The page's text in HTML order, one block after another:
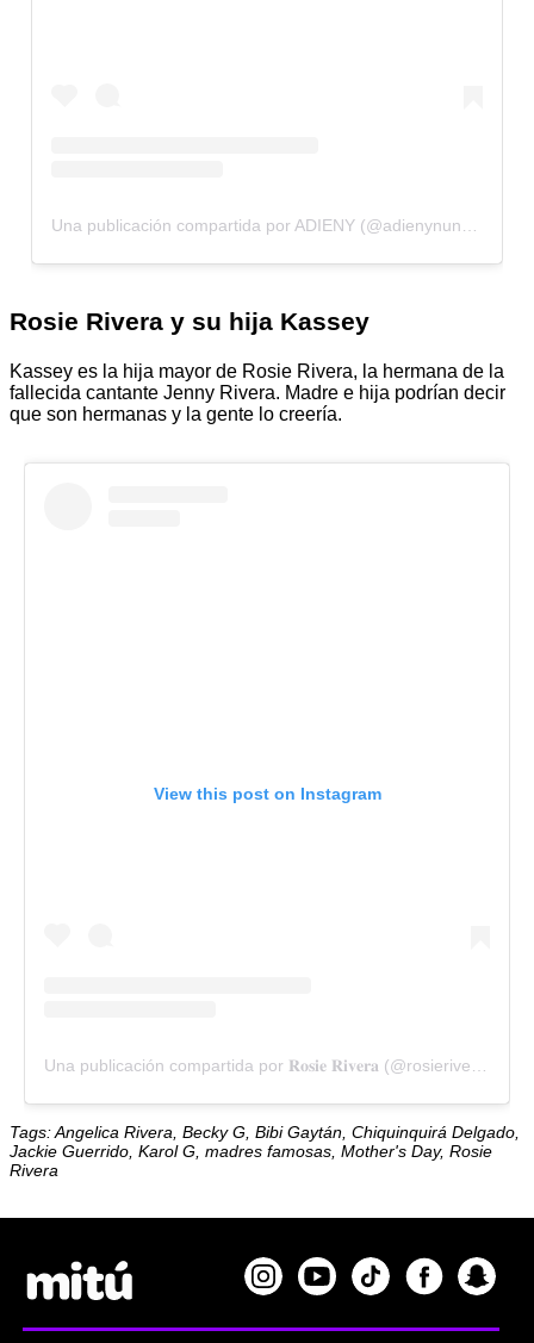
Rosie Rivera y su hija Kassey
Kassey es la hija mayor de Rosie Rivera, la hermana de la
fallecida cantante Jenny Rivera. Madre e hija podrían decir
que son hermanas y la gente lo creería.
View this post on Instagram
Tags: Angelica Rivera, Becky G, Bibi Gaytán, Chiquinquirá Delgado,
Jackie Guerrido, Karol G, madres famosas, Mother's Day, Rosie
Rivera